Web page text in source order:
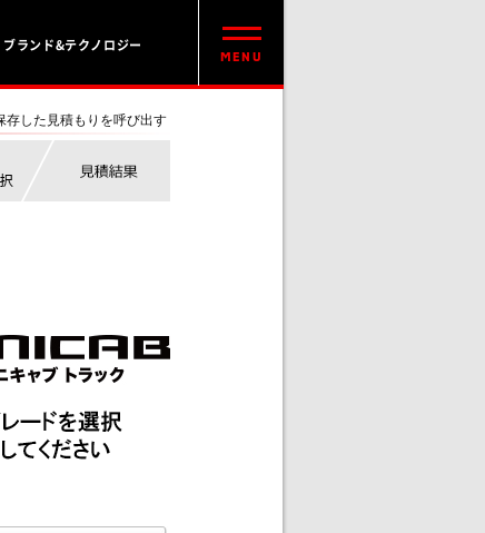
ブランド&テクノロジー
存した見積もりを呼び出す